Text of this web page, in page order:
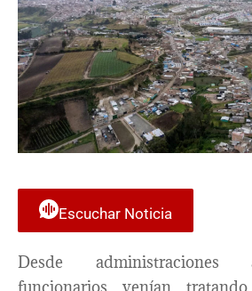
Escuchar Noticia
Desde administraciones